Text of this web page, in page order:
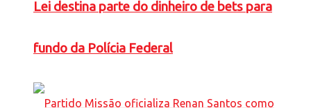
Lei destina parte do dinheiro de bets para
fundo da Polícia Federal